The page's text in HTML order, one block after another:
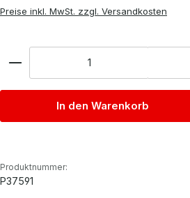
Preise inkl. MwSt. zzgl. Versandkosten
In den Warenkorb
Produktnummer:
P37591